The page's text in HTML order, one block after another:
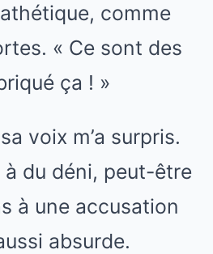
comme
« Ce sont des
ça ! »
voix m’a surpris.
à du déni, peut-être
à une accusation
absurde.